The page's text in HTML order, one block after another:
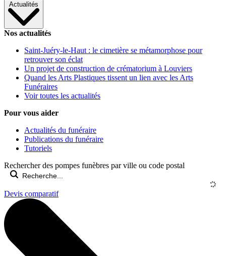
Actualités
Nos actualités
Saint-Juéry-le-Haut : le cimetière se métamorphose pour
retrouver son éclat
Un projet de construction de crématorium à Louviers
Quand les Arts Plastiques tissent un lien avec les Arts
Funéraires
Voir toutes les actualités
Pour vous aider
Actualités du funéraire
Publications du funéraire
Tutoriels
Rechercher des pompes funèbres par ville ou code postal
Devis comparatif